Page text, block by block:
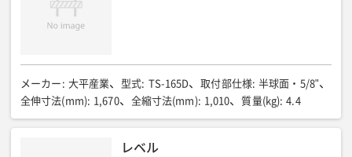
メーカー : 大平産業 型式: TS-165D 取付部仕様: 半球面・5/8"
全伸寸法(mm): 1,670 全縮寸法(mm): 1,010 質量(kg): 4.4
レベル